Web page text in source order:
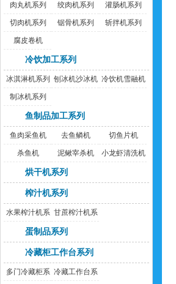
肉丸机系列 绞肉机系列 灌肠机系列
切肉机系列 锯骨机系列 斩拌机系列
腐皮卷机
冷饮加工系列
冰淇淋机系列 刨冰机沙冰机 冷饮机雪融机
制冰机系列
鱼制品加工系列
鱼肉采鱼机 去鱼鳞机 切鱼片机
杀鱼机 泥鳅宰杀机 小龙虾清洗机
烘干机系列
榨汁机系列
水果榨汁机系
列
甘蔗榨汁机系
蛋制品系列
冷藏柜工作台系列
多门冷藏柜系 冷藏工作台系